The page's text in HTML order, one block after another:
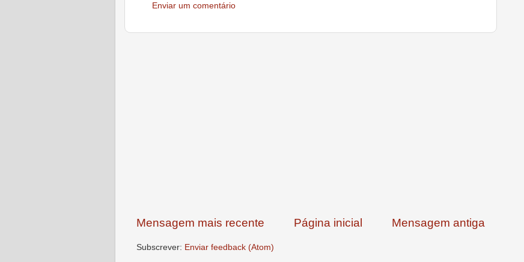
Enviar um comentário
Mensagem mais recente Mensagem antiga
Página inicial
Subscrever: Enviar feedback (Atom)